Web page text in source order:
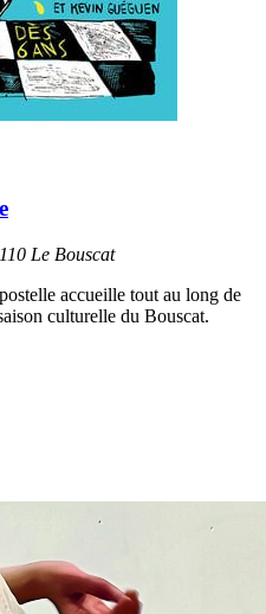
Le Bouscat
accueille tout au long de
culturelle du Bouscat.